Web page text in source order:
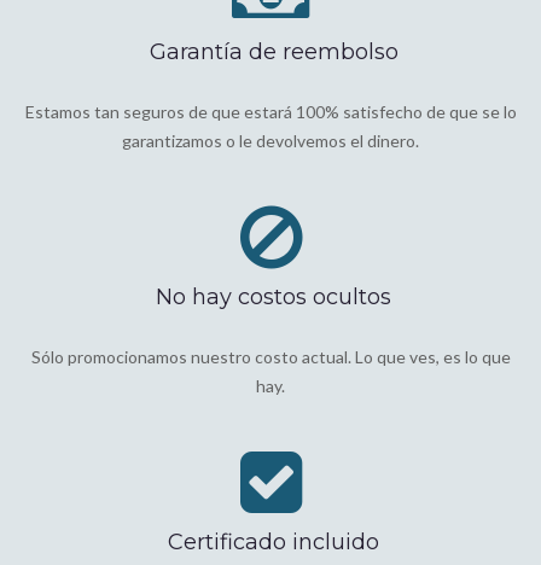
Garantía de reembolso
Estamos tan seguros de que estará 100% satisfecho de que se lo
garantizamos o le devolvemos el dinero.
No hay costos ocultos
Sólo promocionamos nuestro costo actual. Lo que ves, es lo que
hay.
Certificado incluido